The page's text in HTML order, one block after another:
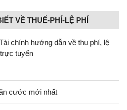
VỀ THUẾ-PHÍ-LỆ PHÍ
chính hướng dẫn về thu phí, lệ
tuyến
cước mới nhất